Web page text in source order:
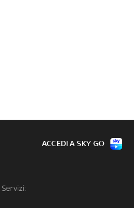
Servizi:
ACCEDI A SKY GO